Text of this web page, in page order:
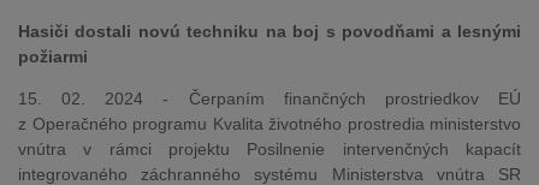
Hasiči dostali novú techniku na boj s povodňami a lesnými
požiarmi
15. 02. 2024 - Čerpaním finančných prostriedkov EÚ
z Operačného programu Kvalita životného prostredia ministerstvo
vnútra v rámci projektu Posilnenie intervenčných kapacít
integrovaného záchranného systému Ministerstva vnútra SR